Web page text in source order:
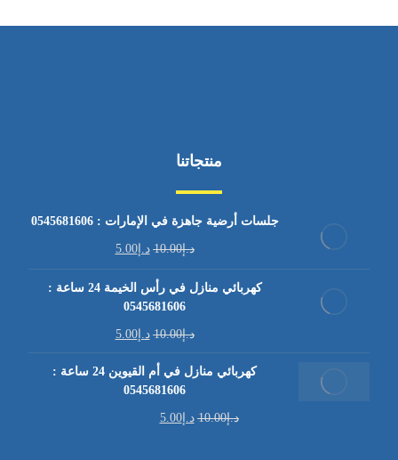
منتجاتنا
جلسات أرضية جاهزة في الإمارات : 0545681606
د.إ10.00 د.إ5.00
كهربائي منازل في رأس الخيمة 24 ساعة :
0545681606
د.إ10.00 د.إ5.00
كهربائي منازل في أم القيوين 24 ساعة :
0545681606
د.إ10.00 د.إ5.00